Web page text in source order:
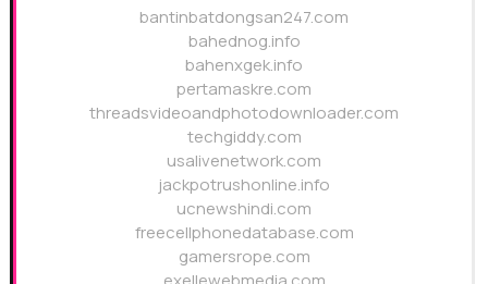
bantinbatdongsan247.com
bahednog.info
bahenxgek.info
pertamaskre.com
threadsvideoandphotodownloader.com
techgiddy.com
usalivenetwork.com
jackpotrushonline.info
ucnewshindi.com
freecellphonedatabase.com
gamersrope.com